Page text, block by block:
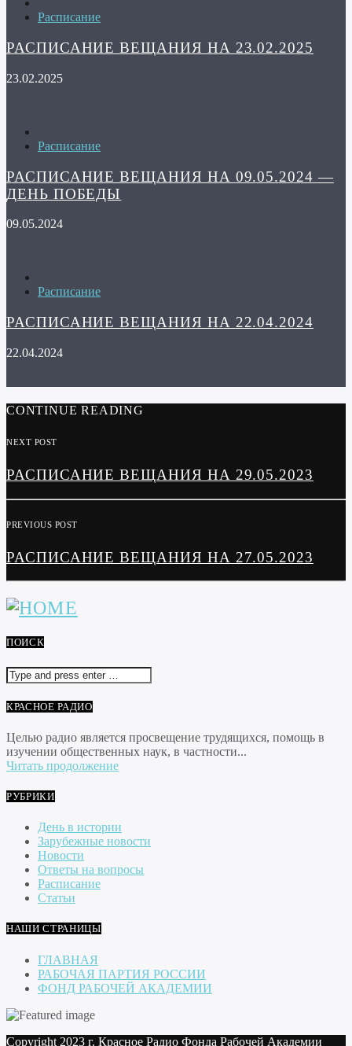
Расписание
РАСПИСАНИЕ ВЕЩАНИЯ НА 23.02.2025
23.02.2025
Расписание
РАСПИСАНИЕ ВЕЩАНИЯ НА 09.05.2024 —
ДЕНЬ ПОБЕДЫ
09.05.2024
Расписание
РАСПИСАНИЕ ВЕЩАНИЯ НА 22.04.2024
22.04.2024
CONTINUE READING
NEXT POST
РАСПИСАНИЕ ВЕЩАНИЯ НА 29.05.2023
PREVIOUS POST
РАСПИСАНИЕ ВЕЩАНИЯ НА 27.05.2023
ПОИСК
КРАСНОЕ РАДИО
Целью радио является просвещение трудящихся, помощь в
изучении общественных наук, в частности...
Читать продолжение
РУБРИКИ
День в истории
Зарубежные новости
Новости
Ответы на вопросы
Расписание
Статьи
НАШИ СТРАНИЦЫ
ГЛАВНАЯ
РАБОЧАЯ ПАРТИЯ РОССИИ
ФОНД РАБОЧЕЙ АКАДЕМИИ
Copyright 2023 г. Красное Радио Фонда Рабочей Академии